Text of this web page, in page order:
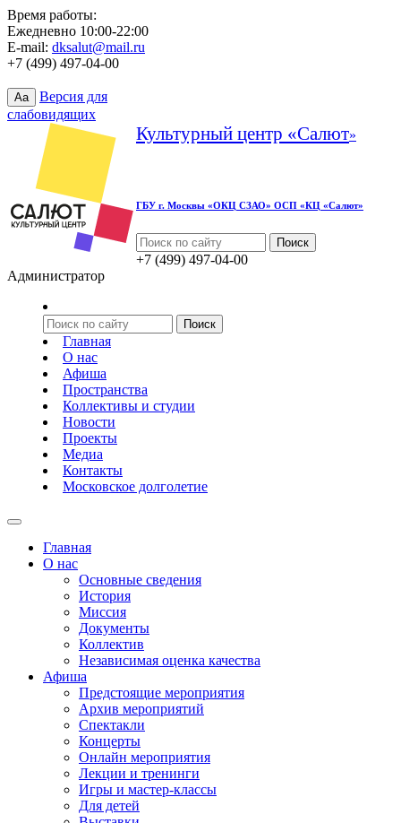
Время работы:
Ежедневно 10:00-22:00
E-mail: dksalut@mail.ru
+7 (499) 497-04-00
Aa
Версия для
слабовидящих
Культурный центр «Салют»
ГБУ г. Москвы «ОКЦ СЗАО» ОСП «КЦ «Салют»
+7 (499) 497-04-00
Администратор
Главная
О нас
Афиша
Пространства
Коллективы и студии
Новости
Проекты
Медиа
Контакты
Московское долголетие
Главная
О нас
Основные сведения
История
Миссия
Документы
Коллектив
Независимая оценка качества
Афиша
Предстоящие мероприятия
Архив мероприятий
Спектакли
Концерты
Онлайн мероприятия
Лекции и тренинги
Игры и мастер-классы
Для детей